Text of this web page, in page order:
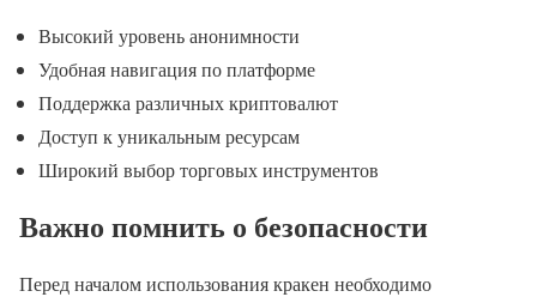
Высокий уровень анонимности
Удобная навигация по платформе
Поддержка различных криптовалют
Доступ к уникальным ресурсам
Широкий выбор торговых инструментов
Важно помнить о безопасности
Перед началом использования кракен необходимо